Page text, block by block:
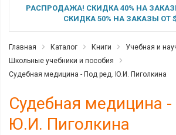
РАСПРОДАЖА! СКИДКА 40% НА
СКИДКА 50% НА ЗАКАЗЫ ОТ
Главная Каталог Книги
Учебная и
Школьные учебники и пособия
Судебная медицина - Под ред. Ю.И. Пиголкина
Судебная медицина
Ю.И. Пиголкина